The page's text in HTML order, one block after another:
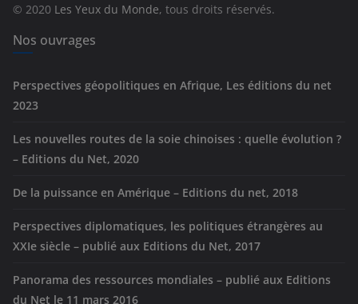
e
s
© 2020 Les Yeux du Monde, tous droits réservés.
Nos ouvrages
Perspectives géopolitiques en Afrique, Les éditions du net
2023
Les nouvelles routes de la soie chinoises : quelle évolution ?
– Editions du Net, 2020
De la puissance en Amérique – Editions du net, 2018
Perspectives diplomatiques, les politiques étrangères au
XXIe siècle – publié aux Editions du Net, 2017
Panorama des ressources mondiales – publié aux Editions
du Net le 11 mars 2016